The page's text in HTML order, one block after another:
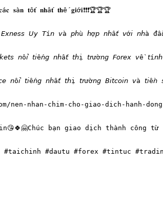
𝐭ố𝐭 𝐧𝐡ấ𝐭 𝐭𝐡ế 𝐠𝐢ớ𝐢❗❗❗🏆🏆🏆
𝘌𝘹𝘯𝘦𝘴𝘴 𝘜𝘺 𝘛í𝘯 𝘷à 𝘱𝘩ù 𝘩ợ𝘱 𝘯𝘩ấ𝘵 𝘷ớ𝘪
𝘯ổ𝘪 𝘵𝘪ế𝘯𝘨 𝘯𝘩ấ𝘵 𝘵𝘩ị 𝘵𝘳ườ𝘯𝘨
𝘯ổ𝘪 𝘵𝘪ế𝘯𝘨 𝘯𝘩ấ𝘵 𝘵𝘩ị 𝘵𝘳ườ𝘯𝘨 𝘉𝘪𝘵𝘤𝘰𝘪𝘯
nen-nhan-chim-cho-giao-dich-hanh-
bạn giao dịch thành công
#taichinh #dautu #forex #tintuc